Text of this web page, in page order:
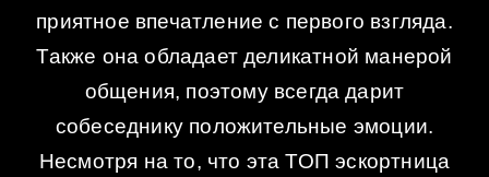
приятное впечатление с первого взгляда.
Также она обладает деликатной манерой
общения, поэтому всегда дарит
собеседнику положительные эмоции.
Несмотря на то, что эта ТОП эскортница